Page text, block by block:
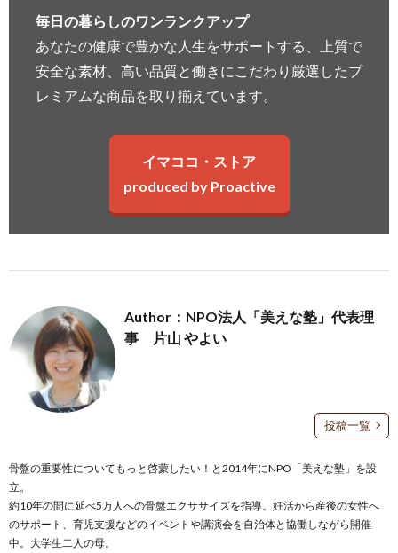
毎日の暮らしのワンランクアップ
あなたの健康で豊かな人生をサポートする、上質で
安全な素材、高い品質と働きにこだわり厳選したプ
レミアムな商品を取り揃えています。
イマココ・ストア
produced by Proactive
Author：NPO法人「美えな塾」代表理
事 片山 やよい
投稿一覧
骨盤の重要性についてもっと啓蒙したい！と2014年にNPO「美えな塾」を設
立。
約10年の間に延べ5万人への骨盤エクササイズを指導。妊活から産後の女性へ
のサポート、育児支援などのイベントや講演会を自治体と協働しながら開催
中。大学生二人の母。